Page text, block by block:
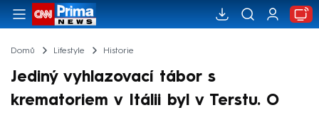
Domů Lifestyle Historie
Jediný vyhlazovací tábor s
krematoriem v Itálii byl v Terstu. O